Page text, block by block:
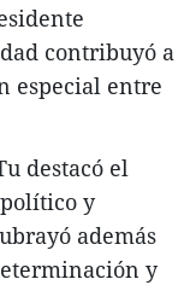
contribuyó a
especial entre
destacó el
y
además
y